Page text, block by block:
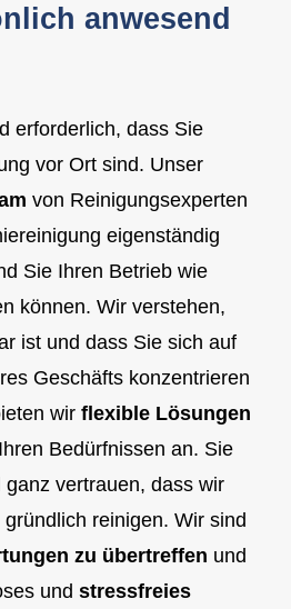
anwesend
erforderlich, dass Sie
vor Ort sind. Unser
von Reinigungsexperten
eigenständig
Sie Ihren Betrieb wie
können. Wir verstehen,
ist und dass Sie sich auf
Geschäfts konzentrieren
wir flexible Lösungen
Bedürfnissen an. Sie
vertrauen, dass wir
reinigen. Wir sind
zu übertreffen und
und stressfreies